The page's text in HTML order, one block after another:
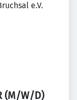
e.V.
(M/W/D)